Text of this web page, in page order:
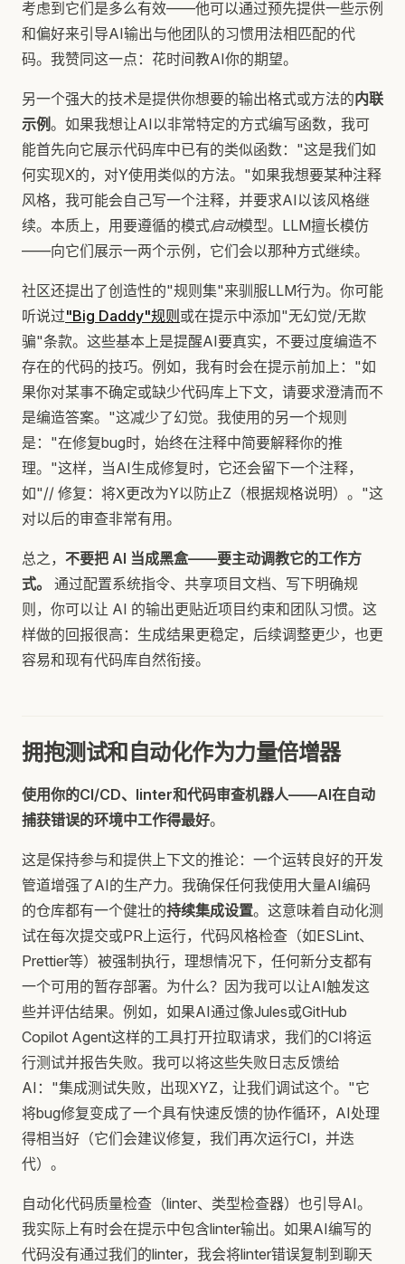
考虑到它们是多么有效——他可以通过预先提供一些示例
和偏好来引导AI输出与他团队的习惯用法相匹配的代
码。我赞同这一点：花时间教AI你的期望。
另一个强大的技术是提供你想要的输出格式或方法的内联
示例。如果我想让AI以非常特定的方式编写函数，我可
能首先向它展示代码库中已有的类似函数："这是我们如
何实现X的，对Y使用类似的方法。"如果我想要某种注释
风格，我可能会自己写一个注释，并要求AI以该风格继
续。本质上，用要遵循的模式启动模型。LLM擅长模仿
——向它们展示一两个示例，它们会以那种方式继续。
社区还提出了创造性的"规则集"来驯服LLM行为。你可能
听说过"Big Daddy"规则 或在提示中添加"无幻觉/无欺
骗"条款。这些基本上是提醒AI要真实，不要过度编造不
存在的代码的技巧。例如，我有时会在提示前加上："如
果你对某事不确定或缺少代码库上下文，请要求澄清而不
是编造答案。"这减少了幻觉。我使用的另一个规则
是："在修复bug时，始终在注释中简要解释你的推
理。"这样，当AI生成修复时，它还会留下一个注释，
如"// 修复：将X更改为Y以防止Z（根据规格说明）。"这
对以后的审查非常有用。
总之， 不要把 AI 当成黑盒——要主动调教它的工作方
式。
通过配置系统指令、共享项目文档、写下明确规
则，你可以让 AI 的输出更贴近项目约束和团队习惯。这
样做的回报很高：生成结果更稳定，后续调整更少，也更
容易和现有代码库自然衔接。
拥抱测试和自动化作为力量倍增器
使用你的CI/CD、linter和代码审查机器人——AI在自动
捕获错误的环境中工作得最好。
这是保持参与和提供上下文的推论：一个运转良好的开发
管道增强了AI的生产力。我确保任何我使用大量AI编码
的仓库都有一个健壮的持续集成设置。这意味着自动化测
试在每次提交或PR上运行，代码风格检查（如ESLint、
Prettier等）被强制执行，理想情况下，任何新分支都有
一个可用的暂存部署。为什么？因为我可以让AI触发这
些并评估结果。例如，如果AI通过像Jules或GitHub
Copilot Agent这样的工具打开拉取请求，我们的CI将运
行测试并报告失败。我可以将这些失败日志反馈给
AI："集成测试失败，出现XYZ，让我们调试这个。"它
将bug修复变成了一个具有快速反馈的协作循环，AI处理
得相当好（它们会建议修复，我们再次运行CI，并迭
代）。
自动化代码质量检查（linter、类型检查器）也引导AI。
我实际上有时会在提示中包含linter输出。如果AI编写的
代码没有通过我们的linter，我会将linter错误复制到聊天